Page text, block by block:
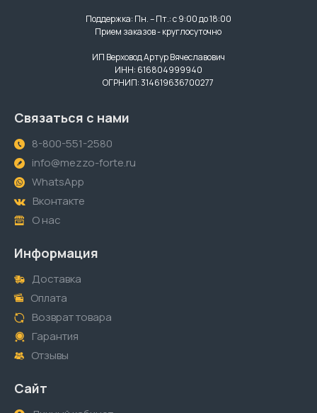
Поддержка: Пн. – Пт.: с 9:00 до 18:00
Прием заказов - круглосуточно
ИП Верховод Артур Вячеславович
ИНН: 616804999940
ОГРНИП: 314619636700277
Связаться с нами
8-800-551-2580
info@mezzo-forte.ru
WhatsApp
Вконтакте
О нас
Информация
Доставка
Оплата
Возврат товара
Гарантия
Отзывы
Сайт